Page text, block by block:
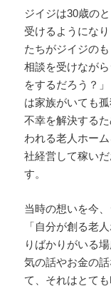
ジイジは30歳の
受けるようにな
たちがジイジの
相談を受けなが
をするだろう？
は家族がいても
不幸を解決する
われる老人ホー
社経営して稼い
す。
当時の想いを今
「自分が創る老
りばかりがいる
気の話やお金の
て、それはとて